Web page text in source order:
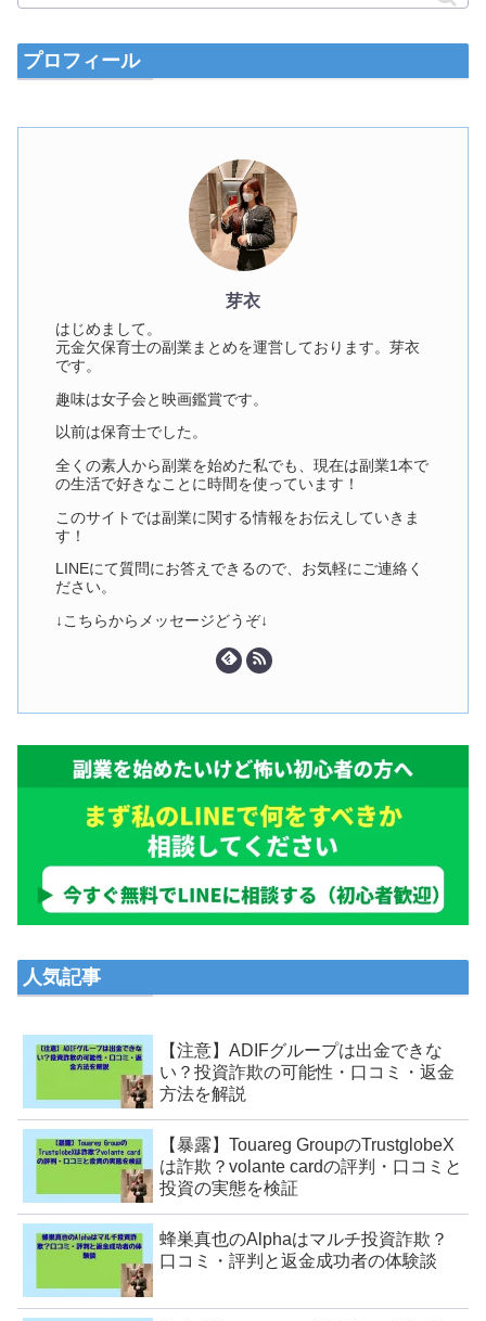
プロフィール
芽衣
はじめまして。
元金欠保育士の副業まとめを運営しております。芽衣
です。
趣味は女子会と映画鑑賞です。
以前は保育士でした。
全くの素人から副業を始めた私でも、現在は副業1本で
の生活で好きなことに時間を使っています！
このサイトでは副業に関する情報をお伝えしていきま
す！
LINEにて質問にお答えできるので、お気軽にご連絡く
ださい。
↓こちらからメッセージどうぞ↓
人気記事
【注意】ADIFグループは出金できな
い？投資詐欺の可能性・口コミ・返金
方法を解説
【暴露】Touareg GroupのTrustglobeX
は詐欺？volante cardの評判・口コミと
投資の実態を検証
蜂巣真也のAlphaはマルチ投資詐欺？
口コミ・評判と返金成功者の体験談